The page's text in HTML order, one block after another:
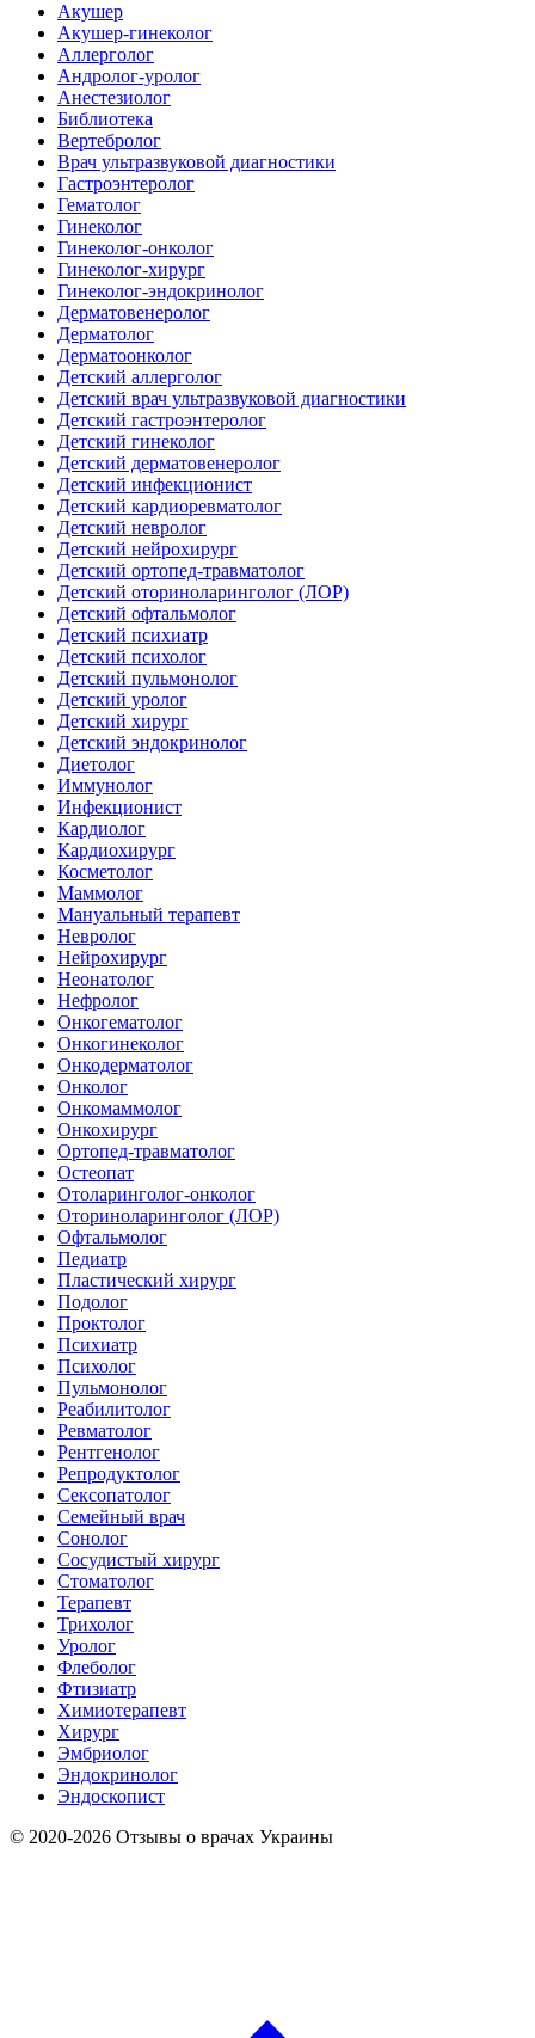
Акушер
Акушер-гинеколог
Аллерголог
Андролог-уролог
Анестезиолог
Библиотека
Вертебролог
Врач ультразвуковой диагностики
Гастроэнтеролог
Гематолог
Гинеколог
Гинеколог-онколог
Гинеколог-хирург
Гинеколог-эндокринолог
Дерматовенеролог
Дерматолог
Дерматоонколог
Детский аллерголог
Детский врач ультразвуковой диагностики
Детский гастроэнтеролог
Детский гинеколог
Детский дерматовенеролог
Детский инфекционист
Детский кардиоревматолог
Детский невролог
Детский нейрохирург
Детский ортопед-травматолог
Детский оториноларинголог (ЛОР)
Детский офтальмолог
Детский психиатр
Детский психолог
Детский пульмонолог
Детский уролог
Детский хирург
Детский эндокринолог
Диетолог
Иммунолог
Инфекционист
Кардиолог
Кардиохирург
Косметолог
Маммолог
Мануальный терапевт
Невролог
Нейрохирург
Неонатолог
Нефролог
Онкогематолог
Онкогинеколог
Онкодерматолог
Онколог
Онкомаммолог
Онкохирург
Ортопед-травматолог
Остеопат
Отоларинголог-онколог
Оториноларинголог (ЛОР)
Офтальмолог
Педиатр
Пластический хирург
Подолог
Проктолог
Психиатр
Психолог
Пульмонолог
Реабилитолог
Ревматолог
Рентгенолог
Репродуктолог
Сексопатолог
Семейный врач
Сонолог
Сосудистый хирург
Стоматолог
Терапевт
Трихолог
Уролог
Флеболог
Фтизиатр
Химиотерапевт
Хирург
Эмбриолог
Эндокринолог
Эндоскопист
© 2020-2026 Отзывы о врачах Украины